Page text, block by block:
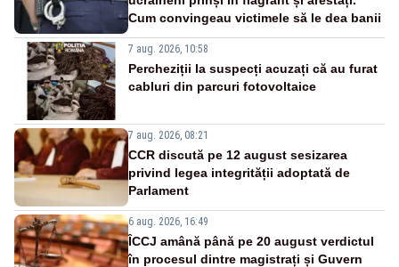
Cum convingeau victimele să le dea banii
7 aug. 2026, 10:58
Percheziții la suspecți acuzați că au furat
cabluri din parcuri fotovoltaice
7 aug. 2026, 08:21
CCR discută pe 12 august sesizarea
privind legea integrității adoptată de
Parlament
6 aug. 2026, 16:49
ÎCCJ amână până pe 20 august verdictul
în procesul dintre magistrați și Guvern